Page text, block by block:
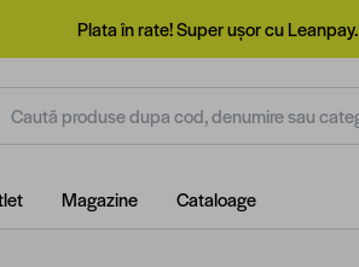
Plata în rate! Super ușor cu Leanpay.
Magazine Cataloage